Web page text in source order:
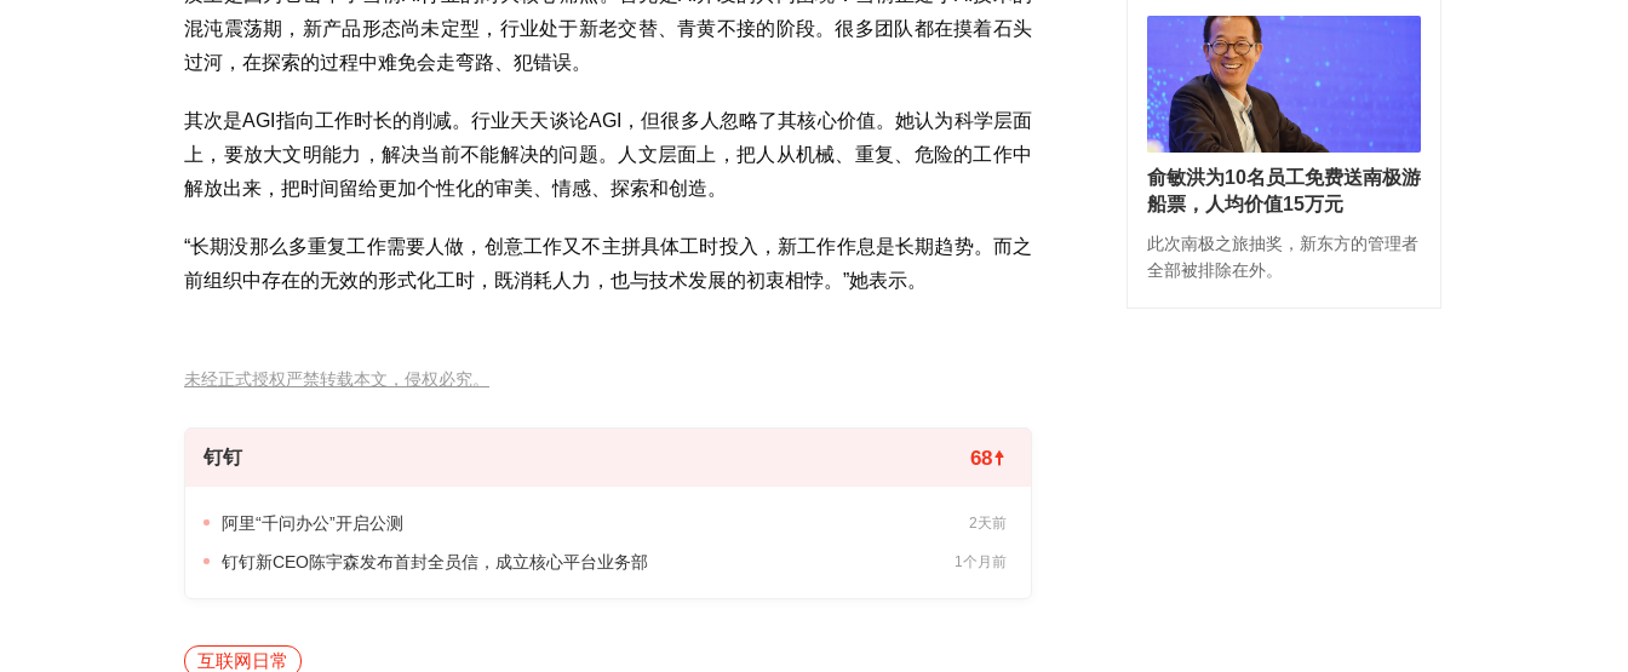
混沌震荡期，新产品形态尚未定型，行业处于新老交替、青黄不接的阶段。很多团队都在摸着石头
过河，在探索的过程中难免会走弯路、犯错误。
其次是AGI指向工作时长的削减。行业天天谈论AGI，但很多人忽略了其核心价值。她认为科学层面
上，要放大文明能力，解决当前不能解决的问题。人文层面上，把人从机械、重复、危险的工作中
解放出来，把时间留给更加个性化的审美、情感、探索和创造。
“长期没那么多重复工作需要人做，创意工作又不主拼具体工时投入，新工作作息是长期趋势。而之
前组织中存在的无效的形式化工时，既消耗人力，也与技术发展的初衷相悖。”她表示。
未经正式授权严禁转载本文，侵权必究。
钉钉 68
阿里“千问办公”开启公测 2天前
钉钉新CEO陈宇森发布首封全员信，成立核心平台业务部 1个月前
互联网日常
俞敏洪为10名员工免费送南极游
船票，人均价值15万元
此次南极之旅抽奖，新东方的管理者
全部被排除在外。